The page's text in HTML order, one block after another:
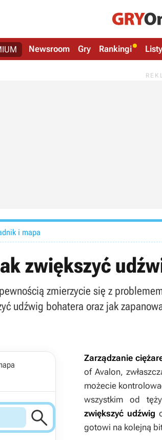
Newsroom Gry Rankingi Listy
i mapa
zwiększyć
zmierzycie się z
udźwig bohatera oraz jak

Zarządzanie
of Avalon,
możecie
wszystkim od
zwiększyć udźwig
gotowi na kolejną